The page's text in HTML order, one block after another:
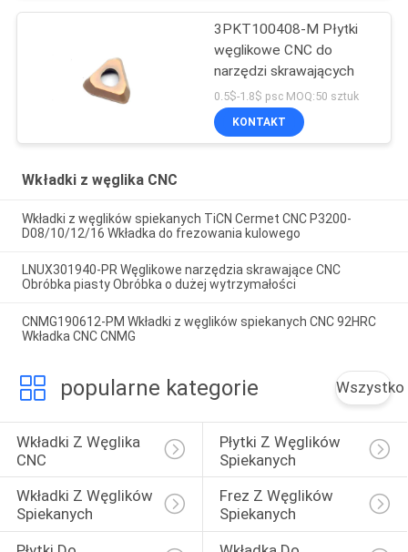
3PKT100408-M Płytki
węglikowe CNC do
narzędzi skrawających
0.5$-1.8$ psc MOQ:50 sztuk
KONTAKT
Wkładki z węglika CNC
Wkładki z węglików spiekanych TiCN Cermet CNC P3200-
D08/10/12/16 Wkładka do frezowania kulowego
LNUX301940-PR Węglikowe narzędzia skrawające CNC
Obróbka piasty Obróbka o dużej wytrzymałości
CNMG190612-PM Wkładki z węglików spiekanych CNC 92HRC
Wkładka CNC CNMG
popularne kategorie Wszystko
Wkładki Z Węglika
CNC
Płytki Z Węglików
Spiekanych
Wkładki Z Węglików
Spiekanych
Frez Z Węglików
Spiekanych